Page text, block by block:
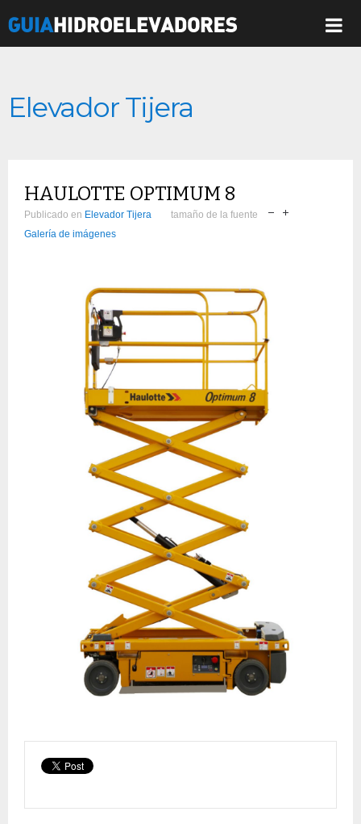
Elevador Tijera
HAULOTTE OPTIMUM 8
Publicado en Elevador Tijera
tamaño de la fuente
Galería de imágenes